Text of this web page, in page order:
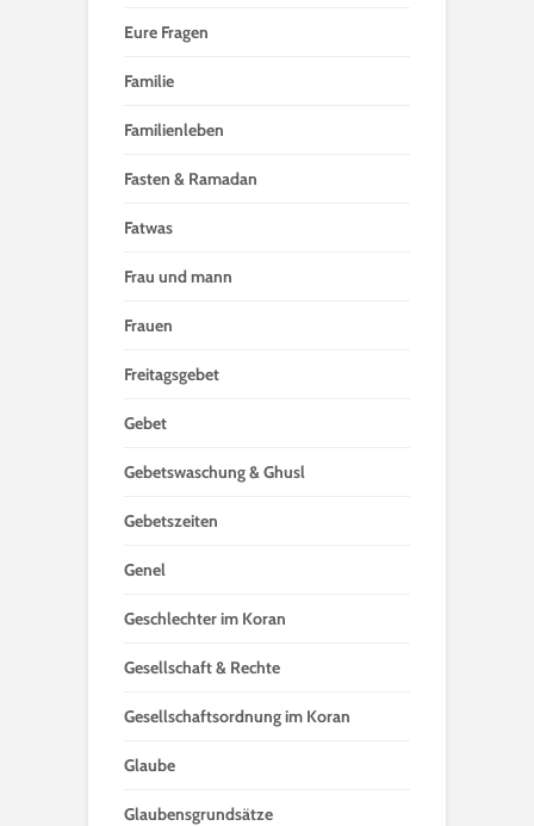
Eure Fragen
Familie
Familienleben
Fasten & Ramadan
Fatwas
Frau und mann
Frauen
Freitagsgebet
Gebet
Gebetswaschung & Ghusl
Gebetszeiten
Genel
Geschlechter im Koran
Gesellschaft & Rechte
Gesellschaftsordnung im Koran
Glaube
Glaubensgrundsätze